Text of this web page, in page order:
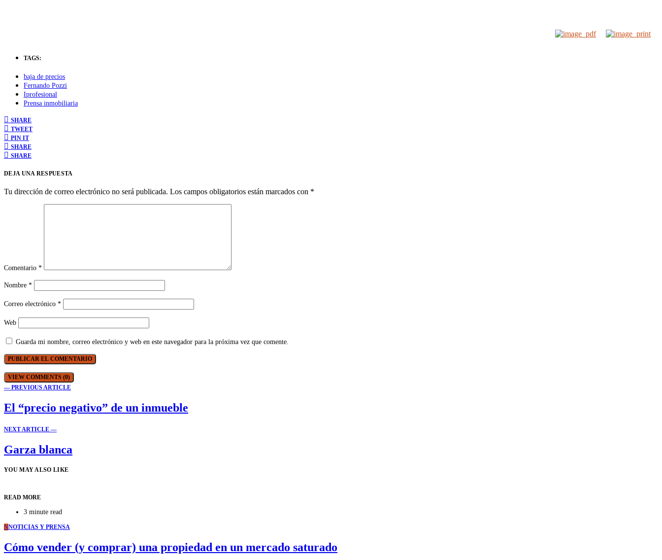
TAGS:
baja de precios
Fernando Pozzi
Iprofesional
Prensa inmobiliaria
SHARE
TWEET
PIN IT
SHARE
SHARE
DEJA UNA RESPUESTA
Tu dirección de correo electrónico no será publicada. Los campos obligatorios están marcados con *
Comentario *
Nombre *
Correo electrónico *
Web
Guarda mi nombre, correo electrónico y web en este navegador para la próxima vez que comente.
VIEW COMMENTS (0)
— PREVIOUS ARTICLE
El “precio negativo” de un inmueble
NEXT ARTICLE —
Garza blanca
YOU MAY ALSO LIKE
READ MORE
3 minute read
NNOTICIAS Y PRENSA
Cómo vender (y comprar) una propiedad en un mercado saturado